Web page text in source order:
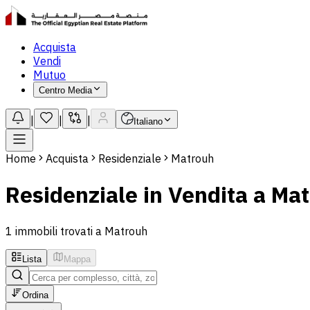
Acquista
Vendi
Mutuo
Centro Media
Italiano
Home Acquista Residenziale Matrouh
Residenziale in Vendita a
1 immobili trovati a Matrouh
Lista Mappa
Ordina